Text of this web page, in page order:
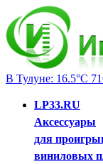
В Тулуне: 16.5°C
LP33.RU
Аксессуары
для
виниловых